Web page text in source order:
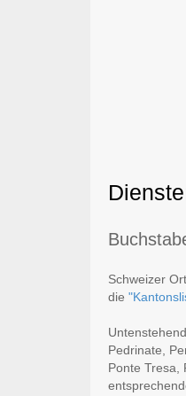
Schweizer
die
Pedrinate,
Ponte Tresa,